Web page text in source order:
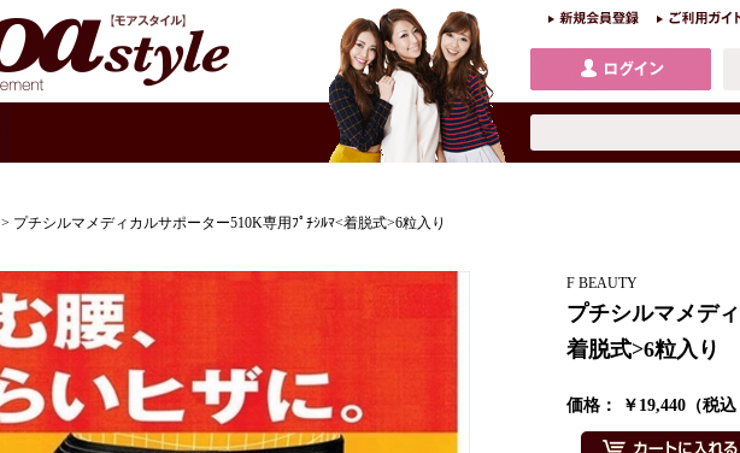
> プチシルマメディカルサポーター510K専用ﾌﾟﾁｼﾙﾏ<着脱式>6粒入り
F BEAUTY
プチシルマメデ
着脱式>6粒入り
価格： ￥19,440（税込